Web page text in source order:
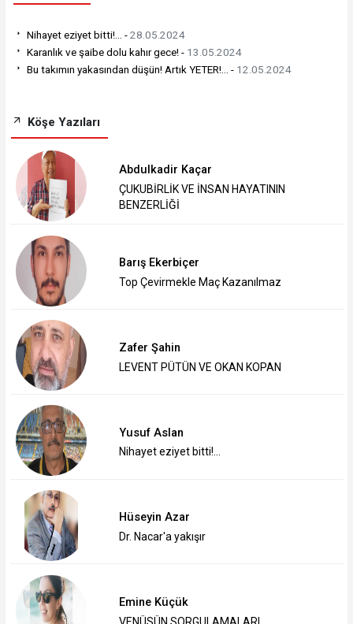
Nihayet eziyet bitti!... -28.05.2024
Karanlık ve şaibe dolu kahır gece! - 13.05.2024
Bu takımın yakasından düşün! Artık YETER!... - 12.05.2024
Köşe Yazıları
Abdulkadir Kaçar
ÇUKUBİRLİK VE İNSAN HAYATININ
BENZERLİĞİ
Barış Ekerbiçer
Top Çevirmekle Maç Kazanılmaz
Zafer Şahin
LEVENT PÜTÜN VE OKAN KOPAN
Yusuf Aslan
Nihayet eziyet bitti!...
Hüseyin Azar
Dr. Nacar'a yakışır
Emine Küçük